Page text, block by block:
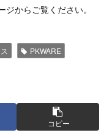
ジからご覧ください。
PKWARE
コピー